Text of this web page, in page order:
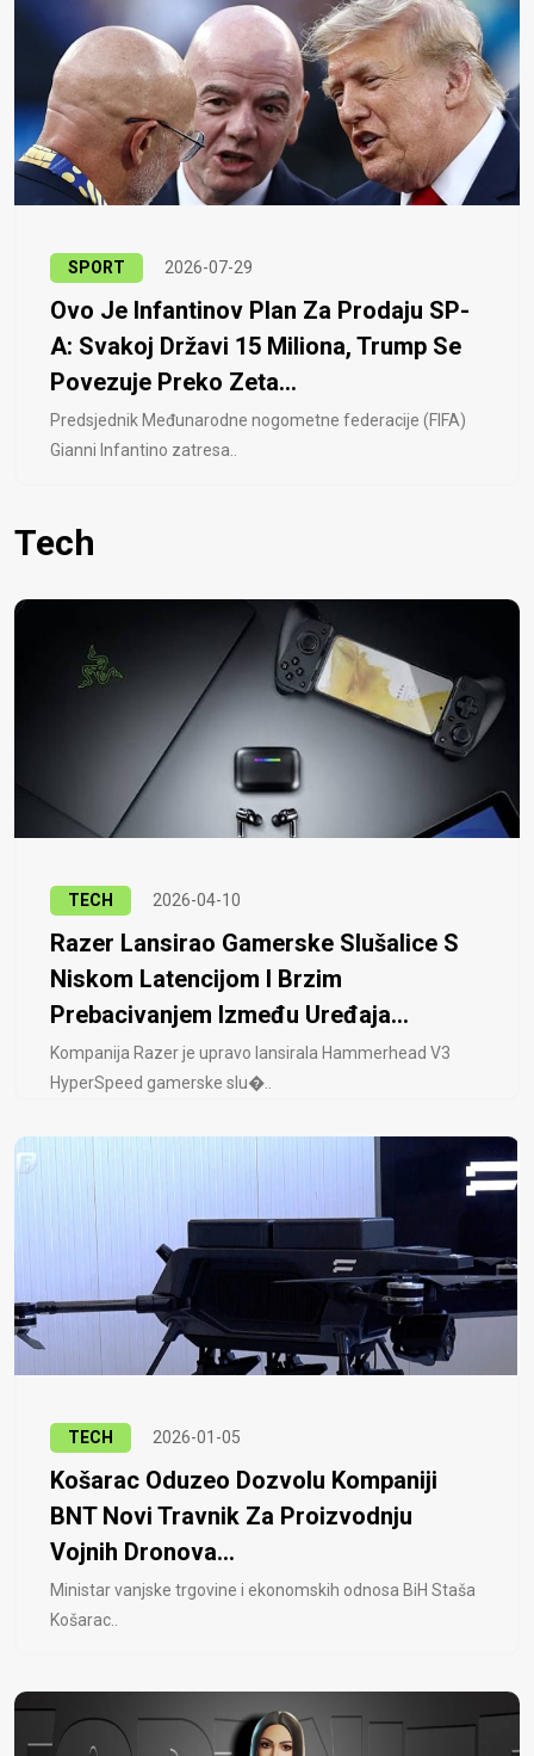
SPORT 2026-07-29
Ovo Je Infantinov Plan Za Prodaju SP-
A: Svakoj Državi 15 Miliona, Trump Se
Povezuje Preko Zeta...
Predsjednik Međunarodne nogometne federacije (FIFA)
Gianni Infantino zatresa..
Tech
TECH 2026-04-10
Razer Lansirao Gamerske Slušalice S
Niskom Latencijom I Brzim
Prebacivanjem Između Uređaja...
Kompanija Razer je upravo lansirala Hammerhead V3
HyperSpeed ​​gamerske slu�..
TECH 2026-01-05
Košarac Oduzeo Dozvolu Kompaniji
BNT Novi Travnik Za Proizvodnju
Vojnih Dronova...
Ministar vanjske trgovine i ekonomskih odnosa BiH Staša
Košarac..